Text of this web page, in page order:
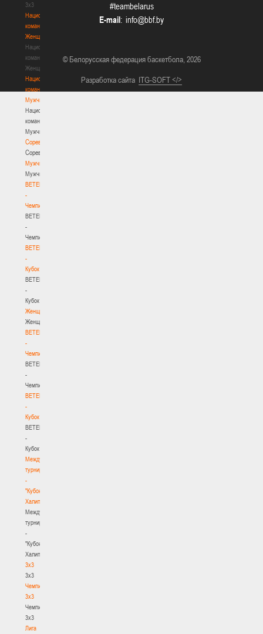
3х3
Национальная
команда.
Женщины
Национальная
команда.
Женщины
Национальная
команда.
Мужчины
Национальная
команда.
Мужчины
Соревнования
Соревнования
Мужчины
Мужчины
BETERA
-
Чемпионат
BETERA
-
Чемпионат
BETERA
-
Кубок
BETERA
-
Кубок
Женщины
Женщины
BETERA
-
Чемпионат
BETERA
-
Чемпионат
BETERA
-
Кубок
BETERA
-
Кубок
Международный
турнир
-
"Кубок
Халипского"
Международный
турнир
-
"Кубок
Халипского"
3x3
3x3
Чемпионат
3х3
Чемпионат
3х3
Лига
#teambelarus
E-mail:
© Белорусская федерация баскетбола, 2026
Разработка сайта ITG-SOFT </>